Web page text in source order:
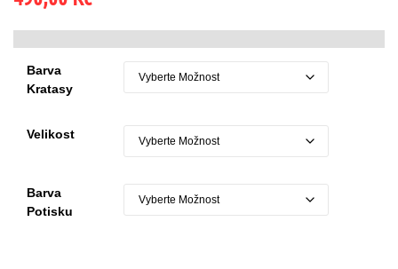
Barva
Kratasy
Velikost
Barva
Potisku